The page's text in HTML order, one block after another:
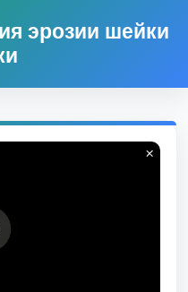
эрозии шейки